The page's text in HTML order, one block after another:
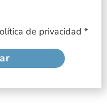
de privacidad *